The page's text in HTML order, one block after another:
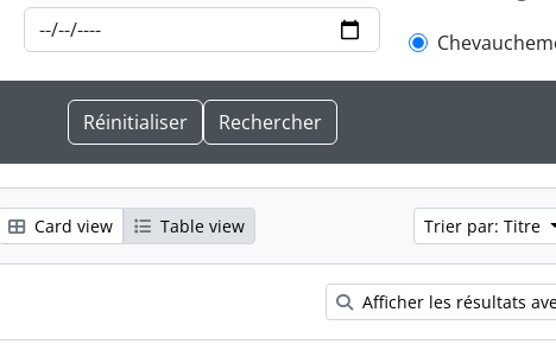
Card view Table view Trier par: Titre
Afficher les résultats